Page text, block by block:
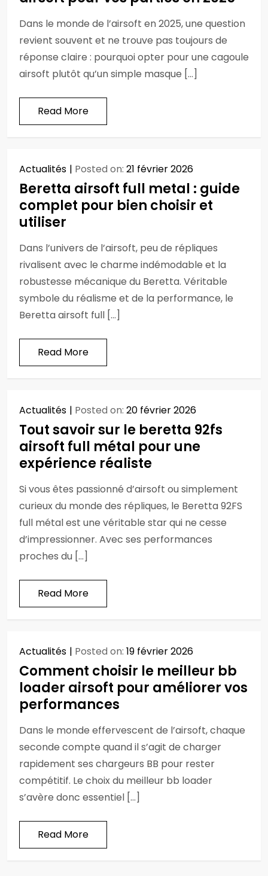
Dans le monde de l’airsoft en 2025, une question
revient souvent et ne trouve pas toujours de
réponse claire : pourquoi opter pour une cagoule
airsoft plutôt qu’un simple masque […]
Read More
Actualités Posted on: 21 février 2026
Beretta airsoft full metal : guide
complet pour bien choisir et
utiliser
Dans l’univers de l’airsoft, peu de répliques
rivalisent avec le charme indémodable et la
robustesse mécanique du Beretta. Véritable
symbole du réalisme et de la performance, le
Beretta airsoft full […]
Read More
Actualités Posted on: 20 février 2026
Tout savoir sur le beretta 92fs
airsoft full métal pour une
expérience réaliste
Si vous êtes passionné d’airsoft ou simplement
curieux du monde des répliques, le Beretta 92FS
full métal est une véritable star qui ne cesse
d’impressionner. Avec ses performances
proches du […]
Read More
Actualités Posted on: 19 février 2026
Comment choisir le meilleur bb
loader airsoft pour améliorer vos
performances
Dans le monde effervescent de l’airsoft, chaque
seconde compte quand il s’agit de charger
rapidement ses chargeurs BB pour rester
compétitif. Le choix du meilleur bb loader
s’avère donc essentiel […]
Read More